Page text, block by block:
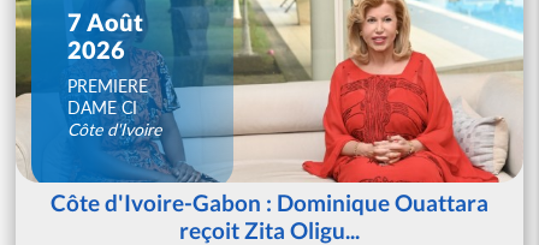
7 Août
2026
PREMIERE
DAME CI
Côte d'Ivoire
Côte d'Ivoire-Gabon : Dominique Ouattara
reçoit Zita Oligu...